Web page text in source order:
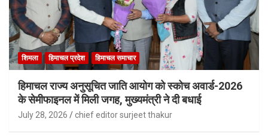
शिमला हिमाचल प्रदेश हिमाचल समाचार
हिमाचल राज्य अनुसूचित जाति आयोग को स्कोच अवार्ड-2026
के सेमीफाइनल में मिली जगह, मुख्यमंत्री ने दी बधाई
July 28, 2026 chief editor surjeet thakur